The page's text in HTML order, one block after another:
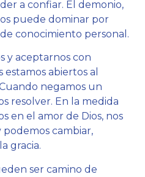
a confiar. El demonio,
puede dominar por
conocimiento personal.
y aceptarnos con
abiertos al
negamos un
resolver. En la medida
en el amor de Dios, nos
podemos cambiar,
gracia.
ser camino de